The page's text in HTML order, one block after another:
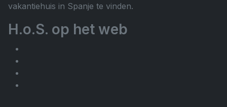
vakantiehuis in Spanje te vinden.
H.o.S. op het web